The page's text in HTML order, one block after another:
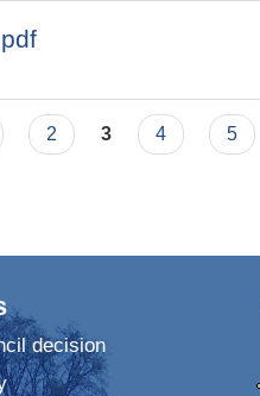
2 3 4 5
decision